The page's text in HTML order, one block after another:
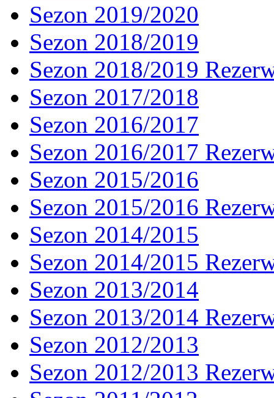
Sezon 2019/2020
Sezon 2018/2019
Sezon 2018/2019
Sezon 2017/2018
Sezon 2016/2017
Sezon 2016/2017
Sezon 2015/2016
Sezon 2015/2016
Sezon 2014/2015
Sezon 2014/2015
Sezon 2013/2014
Sezon 2013/2014
Sezon 2012/2013
Sezon 2012/2013